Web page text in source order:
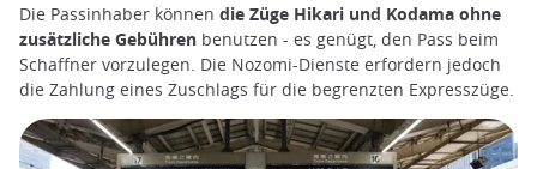
Die Passinhaber können die Züge Hikari und Kodama ohne
zusätzliche Gebühren benutzen - es genügt, den Pass beim
Schaffner vorzulegen. Die Nozomi-Dienste erfordern jedoch
die Zahlung eines Zuschlags für die begrenzten Expresszüge.